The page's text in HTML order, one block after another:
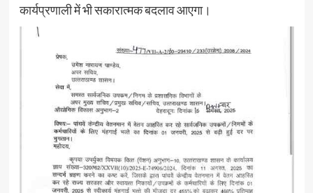
कार्यप्रणाली में भी सकारात्मक बदलाव आएगा।